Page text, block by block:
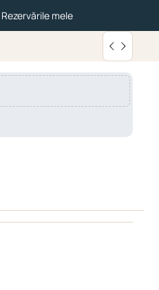
Rezervările mele